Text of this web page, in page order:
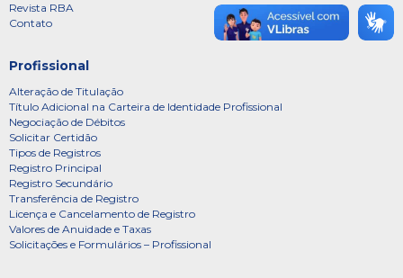
Revista RBA
Contato
Profissional
Alteração de Titulação
Título Adicional na Carteira de Identidade Profissional
Negociação de Débitos
Solicitar Certidão
Tipos de Registros
Registro Principal
Registro Secundário
Transferência de Registro
Licença e Cancelamento de Registro
Valores de Anuidade e Taxas
Solicitações e Formulários – Profissional